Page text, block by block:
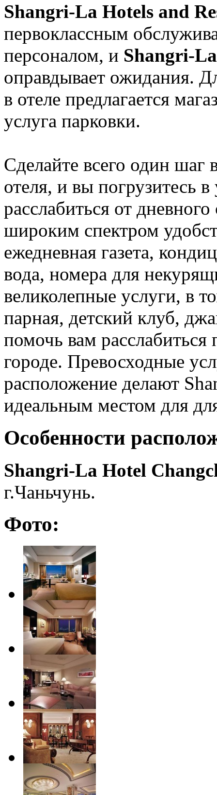
Shangri-La Hotels and
первоклассным
персоналом, и Shangri-
оправдывает ожидания.
в отеле предлагается
услуга парковки.
Сделайте всего один
отеля, и вы погрузитесь
расслабиться от дневного
широким спектром
ежедневная газета,
вода, номера для
великолепные услуги, в
парная, детский клуб,
помочь вам
городе. Превосходные
расположение делают
идеальным местом для
Особенности
Shangri-La Hotel
г.Чаньчунь.
Фото: